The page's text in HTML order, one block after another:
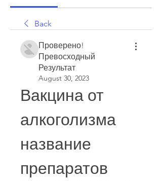
Back
Проверено!
Превосходный
Результат
August 30, 2023
Вакцина от
алкоголизма
название
препаратов